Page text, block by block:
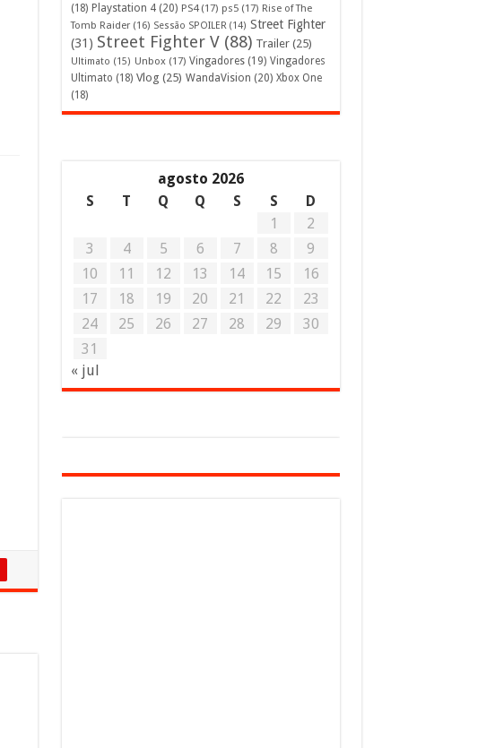
(18) Playstation 4(20) PS4(17) ps5(17) Rise of The
Tomb Raider(16) Sessão SPOILER(14) Street Fighter
(31) Street Fighter V(88) Trailer(25)
Ultimato (15) Unbox(17) Vingadores(19) Vingadores
Ultimato (18) Vlog (25) WandaVision (20) Xbox One
(18)
agosto 2026
S
T Q Q S S
D
1
2
3
4 5 6 7 8
9
10
11 12 13 14 15
16
17
18 19 20 21 22
23
24
25 26 27 28 29
30
31
« jul